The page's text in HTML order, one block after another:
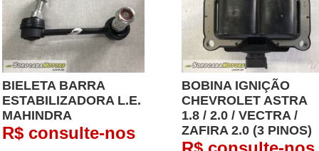
BIELETA BARRA
ESTABILIZADORA L.E.
MAHINDRA
R$ consulte-nos
BOBINA IGNIÇÃO
CHEVROLET ASTRA
1.8 / 2.0 / VECTRA /
ZAFIRA 2.0 (3 PINOS)